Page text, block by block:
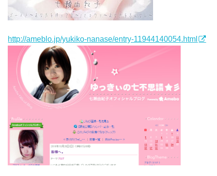
http://ameblo.jp/yukiko-nanase/entry-11944140054.html